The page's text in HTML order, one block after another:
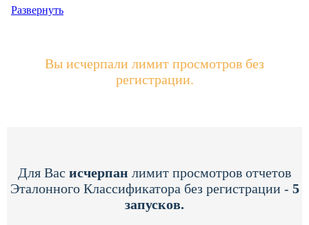
Развернуть
Вы исчерпали лимит просмотров без
регистрации.
Для Вас исчерпан лимит просмотров отчетов
Эталонного Классификатора без регистрации - 5
запусков.